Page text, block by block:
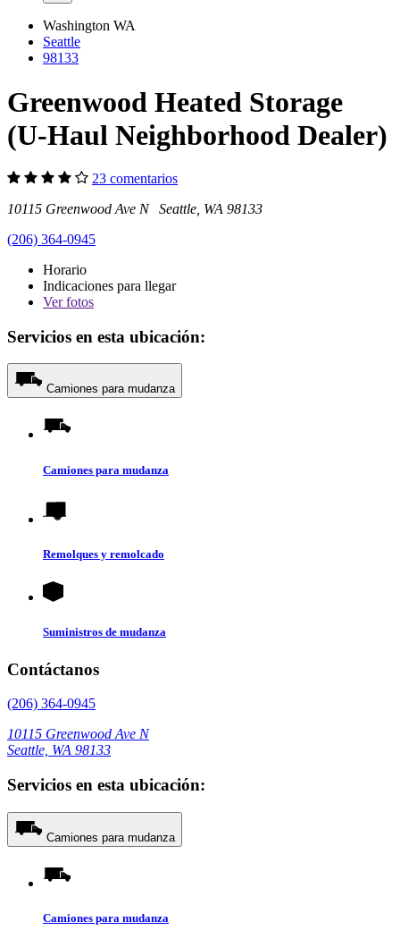
Washington WA
Seattle
98133
Greenwood Heated Storage
(U-Haul Neighborhood Dealer)
23 comentarios
10115 Greenwood Ave N Seattle, WA 98133
(206) 364-0945
Horario
Indicaciones para llegar
Verfotos
Servicios en esta ubicación:
Camiones para mudanza
Camiones para mudanza
Remolques y remolcado
Suministros de mudanza
Contáctanos
(206) 364-0945
10115 Greenwood Ave N
Seattle, WA 98133
Servicios en esta ubicación:
Camiones para mudanza
Camiones para mudanza